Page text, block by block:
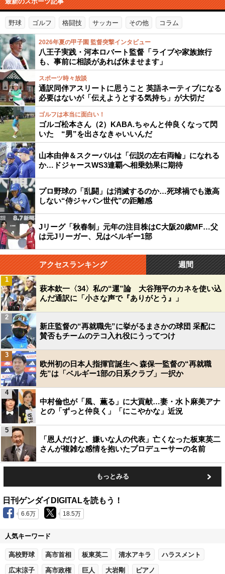
野球 ゴルフ 格闘技 サッカー その他 コラム
2026年夏の甲子園 監督突撃インタビュー
八王子実践・河本ロバート監督「ライブや家族旅行
も、事前に相談があれば休ませます」
スポーツ時々放談
通訳同伴アスリートに思うこと 英語ネーティブになる
必要はないが「伝えようとする気持ち」が大切だ
ゴルフは本当に面白い！
ゴルゴ松本さん（2）KABA.ちゃんと仲良くなって閃
いた “男”を出さなきゃいいんだ
山本由伸＆スクーバルは「伝説の左右両輪」になれる
か…ドジャースWS3連覇へ相乗効果に期待
プロ野球の「乱闘」は消滅するのか…死球禍でも激高
しない“侍ジャパン世代”の距離感
Jリーグ「秋春制」元年の注目株はC大阪20歳MF…父
は元Jリーガー、兄はベルギー1部
アクセスランキング 週間
萩本欽一〈34〉私の“運”論 大谷翔平のカネを使い込
んだ通訳に「小さな声で『ありがとう』」
1
新庄監督の“再就職先”に挙がるまさかの球団 采配に
賛否もチームのテコ入れ役にうってつけ
2
欧州初の日本人指揮官誕生へ 森保一監督の“再就職
先”は「ベルギー1部の日系クラブ」一択か
3
中村倫也が「風、薫る」に大貢献…妻・水卜麻美アナ
との「ずっと仲良く」「にこやかな」近況
4
「恩人だけど、嫌いな人の代表」亡くなった板東英二
さんが複雑な感情を抱いたプロデューサーの名前
5
もっとみる
日刊ゲンダイDIGITALを読もう！
6.6万 18.5万
人気キーワード
高校野球 高市首相 板東英二 清水アキラ ハラスメント
広末涼子 高市政権 巨人 大岩剛 ピアノ